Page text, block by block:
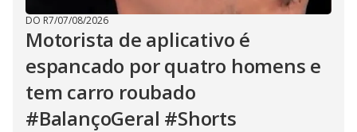
DO R7/07/08/2026
Motorista de aplicativo é
espancado por quatro homens e
tem carro roubado
#BalançoGeral #Shorts